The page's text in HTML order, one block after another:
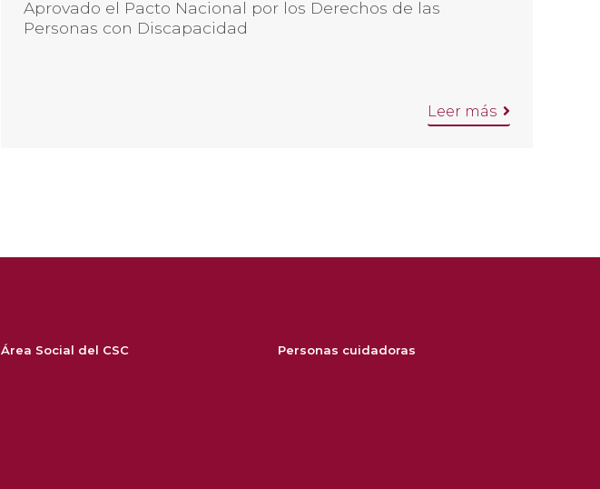
Aprovado el Pacto Nacional por los Derechos de las
Personas con Discapacidad
Leer más
Área Social del CSC Personas cuidadoras